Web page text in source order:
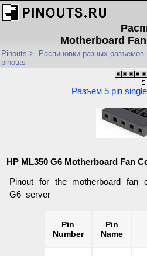
Motherboard
Pinouts > Распиновки разных разъемов
pinouts
Разъем 5 pin
HP ML350 G6 Motherboard Fan
Pinout for the motherboard fan
G6 server
Pin
Number
Pin
Name